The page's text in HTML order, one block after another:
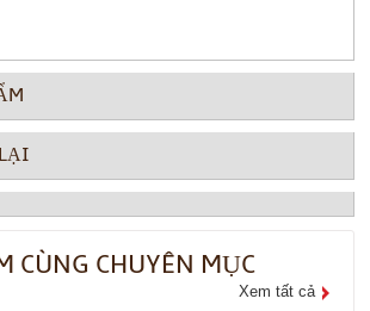
CÙNG CHUYÊN MỤC
Xem tất cả